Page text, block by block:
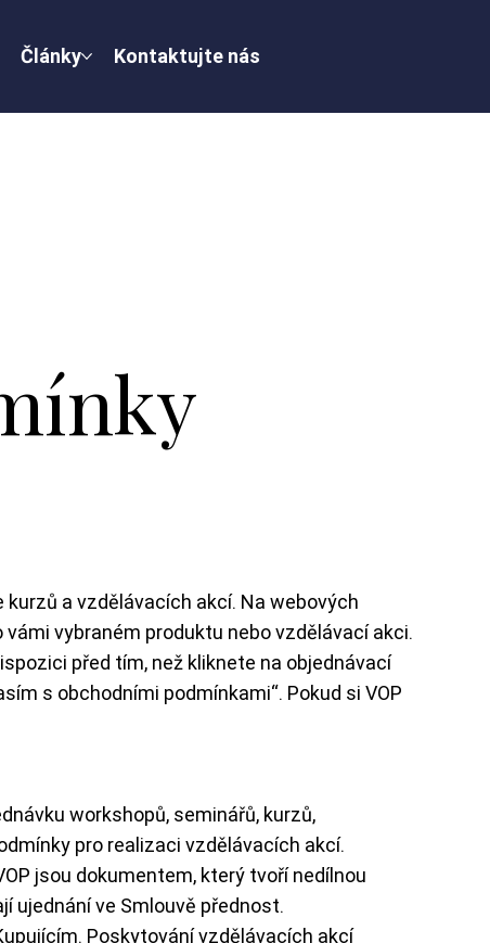
Články Kontaktujte nás
a vzdělávacích akcí. Na webových
vámi vybraném produktu nebo vzdělávací akci.
před tím, než kliknete na objednávací
s obchodními podmínkami“. Pokud si VOP
workshopů, seminářů, kurzů,
pro realizaci vzdělávacích akcí.
jsou dokumentem, který tvoří nedílnou
ujednání ve Smlouvě přednost.
Poskytování vzdělávacích akcí